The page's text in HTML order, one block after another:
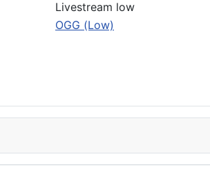
Livestream low
OGG (Low)